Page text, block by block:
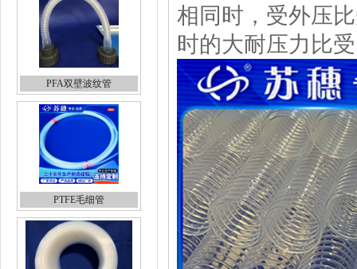
PFA双壁波纹管
PTFE毛细管
相同时，受外压
时的大耐压力比